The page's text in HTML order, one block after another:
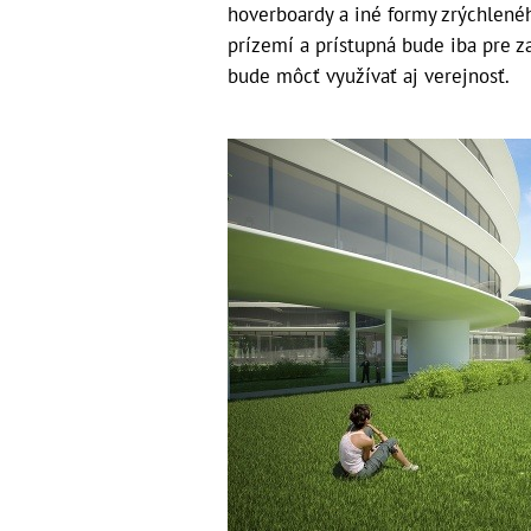
hoverboardy a iné formy
prízemí a prístupná bude iba pre
bude môcť využívať aj verejnosť.